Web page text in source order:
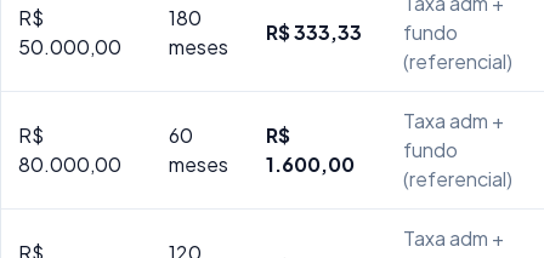
R$
50.000,00
180
meses
R$ 333,33
fundo
(referencial)
R$
80.000,00
60
meses
R$
1.600,00
Taxa adm +
fundo
(referencial)
R$
120
Taxa adm +